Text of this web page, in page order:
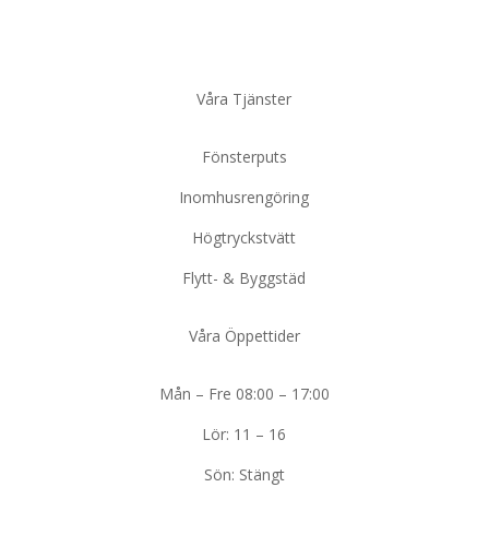
Våra Tjänster
Fönsterputs
Inomhusrengöring
Högtryckstvätt
Flytt- & Byggstäd
Våra Öppettider
Mån – Fre 08:00 – 17:00
Lör: 11 – 16
Sön: Stängt